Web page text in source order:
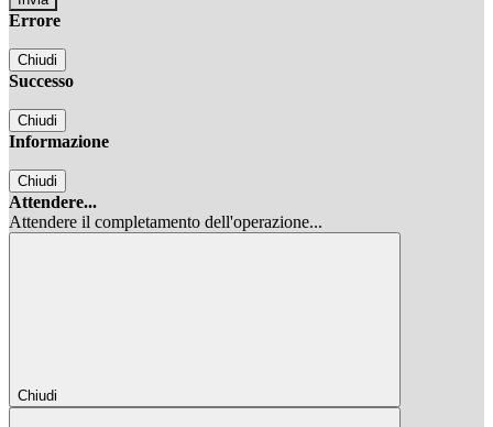
Errore
Chiudi
Successo
Chiudi
Informazione
Chiudi
Attendere...
Attendere il completamento dell'operazione...
Chiudi